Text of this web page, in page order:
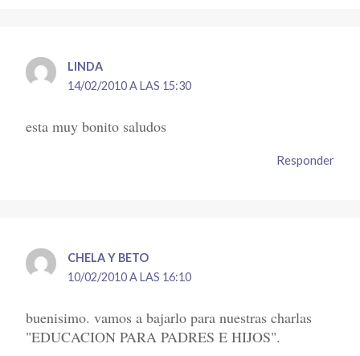
LINDA
14/02/2010 A LAS 15:30
esta muy bonito saludos
Responder
CHELA Y BETO
10/02/2010 A LAS 16:10
buenisimo. vamos a bajarlo para nuestras charlas
"EDUCACION PARA PADRES E HIJOS".